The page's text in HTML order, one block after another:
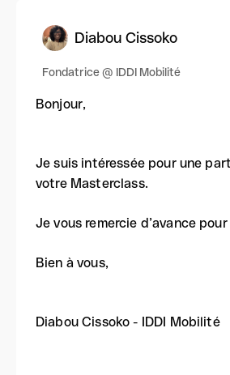
Diabou Cissoko
Fondatrice @ IDDI Mobilité
Bonjour,
Je suis intéressée pour une
votre Masterclass.
Je vous remercie d’avance
Bien à vous,
Diabou Cissoko - IDDI Mobilité